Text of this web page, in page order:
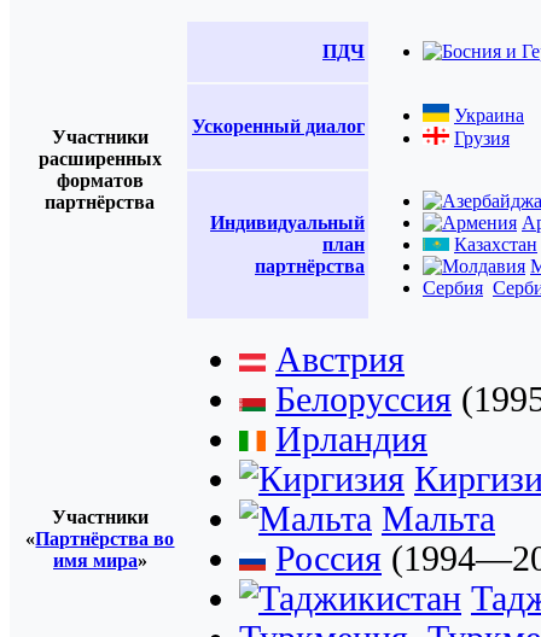
Участники
расширенных
форматов
партнёрства
ПДЧ
Ускоренный диалог
Украина
Грузия
Индивидуальный
план
партнёрства
Казахстан
Сербия
Участники
«Партнёрства во
имя мира»
Австрия
Белоруссия
Ирландия
Мальта
Россия